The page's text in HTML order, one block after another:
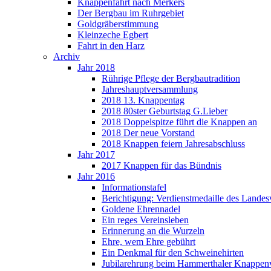
Der Bergbau im Ruhrgebiet
Goldgräberstimmung
Kleinzeche Egbert
Fahrt in den Harz
Archiv
Jahr 2018
Rührige Pflege der Bergbautradition
Jahreshauptversammlung
2018 13. Knappentag
2018 80ster Geburtstag G.Lieber
2018 Doppelspitze führt die Knappen an
2018 Der neue Vorstand
2018 Knappen feiern Jahresabschluss
Jahr 2017
2017 Knappen für das Bündnis
Jahr 2016
Informationstafel
Berichtigung: Verdienstmedaille des
Goldene Ehrennadel
Ein reges Vereinsleben
Erinnerung an die Wurzeln
Ehre, wem Ehre gebührt
Ein Denkmal für den Schweinehirten
Jubilarehrung beim Hammerthaler